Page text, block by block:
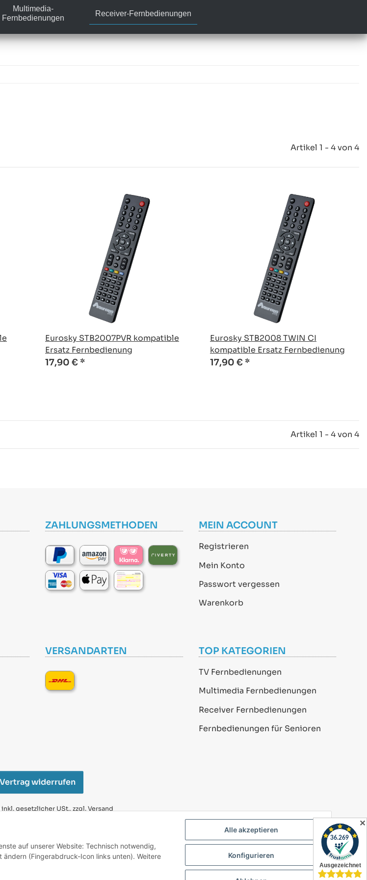
Multimedia-
Fernbedienungen
Receiver-Fernbedienungen
Artikel 1 - 4 von 4
Eurosky STB2007PVR kompatible
Ersatz Fernbedienung
17,90 € *
Eurosky STB2008 TWIN CI
kompatible Ersatz Fernbedienung
17,90 € *
Artikel 1 - 4 von 4
ZAHLUNGSMETHODEN MEIN ACCOUNT
Registrieren
Mein Konto
Passwort vergessen
Warenkorb
VERSANDARTEN TOP KATEGORIEN
TV Fernbedienungen
Multimedia Fernbedienungen
Receiver Fernbedienungen
Fernbedienungen für Senioren
Vertrag widerrufen
gesetzlicher USt., zzgl.Versand
dienen nur zur Verdeutlichung der
unserer Produkte mit den Produkten
Alle akzeptieren
Konfigurieren
auf unserer Website: Technisch notwendig,
ändern (Fingerabdruck-Icon links unten). Weitere
✕